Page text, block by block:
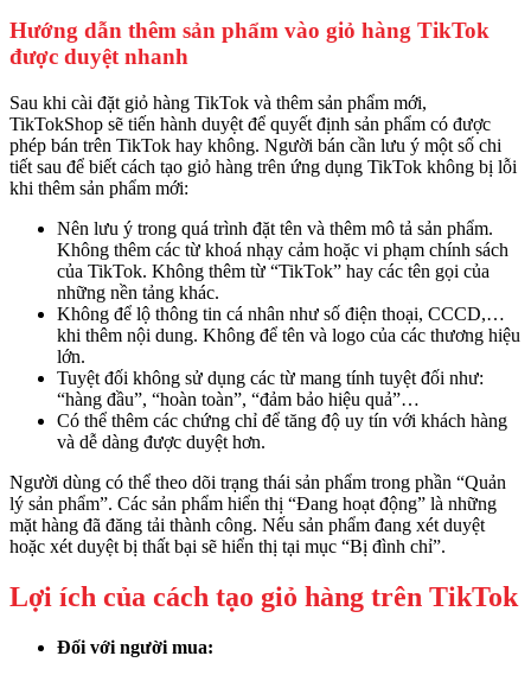
Hướng dẫn thêm sản phẩm vào giỏ hàng TikTok
được duyệt nhanh
Sau khi cài đặt giỏ hàng TikTok và thêm sản phẩm mới,
TikTokShop sẽ tiến hành duyệt để quyết định sản phẩm có được
phép bán trên TikTok hay không. Người bán cần lưu ý một số chi
tiết sau để biết cách tạo giỏ hàng trên ứng dụng TikTok không bị lỗi
khi thêm sản phẩm mới:
Nên lưu ý trong quá trình đặt tên và thêm mô tả sản phẩm.
Không thêm các từ khoá nhạy cảm hoặc vi phạm chính sách
của TikTok. Không thêm từ “TikTok” hay các tên gọi của
những nền tảng khác.
Không để lộ thông tin cá nhân như số điện thoại, CCCD,…
khi thêm nội dung. Không để tên và logo của các thương hiệu
lớn.
Tuyệt đối không sử dụng các từ mang tính tuyệt đối như:
“hàng đầu”, “hoàn toàn”, “đảm bảo hiệu quả”…
Có thể thêm các chứng chỉ để tăng độ uy tín với khách hàng
và dễ dàng được duyệt hơn.
Người dùng có thể theo dõi trạng thái sản phẩm trong phần “Quản
lý sản phẩm”. Các sản phẩm hiển thị “Đang hoạt động” là những
mặt hàng đã đăng tải thành công. Nếu sản phẩm đang xét duyệt
hoặc xét duyệt bị thất bại sẽ hiển thị tại mục “Bị đình chỉ”.
Lợi ích của cách tạo giỏ hàng trên TikTok
Đối với người mua: